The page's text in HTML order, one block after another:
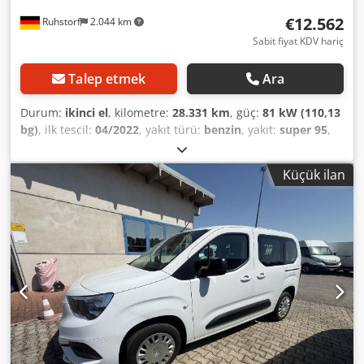
Ruhstorf 2.044 km €12.562
Sabit fiyat KDV hariç
Talep etmek Ara
Durum: ikinci el, kilometre: 28.331 km, güç: 81 kW (110,13
bg), ilk tescil: 04/2022, yakıt türü: benzin, yakıt: super 95,
Euro 6d
Donanım:ABS, araç içi bilgisayar, elektronik denge
programı (ESP), hava yastığı, hız sabitleyici, ikinci el araç
garantisi, immobilizer sistemi, klima, merkezi kilitleme,
sürgülü kapı, çekiş kontrolü, * You can find another 1,500
vehicles on our homepage. Leasing and financing are
possible even without a down payment! *Our prices are
cash pick-up prices, meaning additional work such as
installing a tow bar, providing a second set of tires, service
maintenance, warranty, all-inclusive packages, etc., will be
charged separately. *Despite our best efforts, listing errors
cannot be ruled out and are therefore not guaranteed!
Subject to input errors, prior sale, and mistakes. The
Küçük ilan